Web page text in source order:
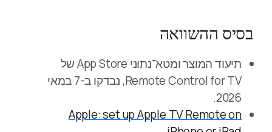
בסיס ההשוואה
תיעוד המוצר ומטא־נתוני App Store של
Remote Control for TV, נבדקו ב-7 במאי
2026.
Apple: set up Apple TV Remote on